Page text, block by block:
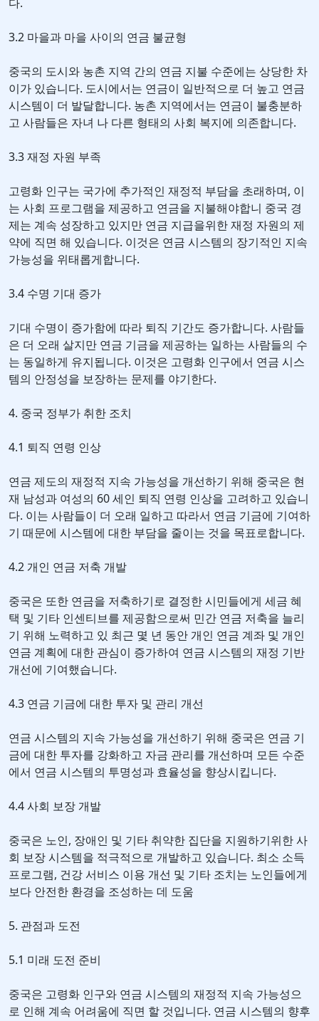
3.2 마을과 마을 사이의 연금 불균형
중국의 도시와 농촌 지역 간의 연금 지불 수준에는 상당한 차
이가 있습니다. 도시에서는 연금이 일반적으로 더 높고 연금
시스템이 더 발달합니다. 농촌 지역에서는 연금이 불충분하
고 사람들은 자녀 나 다른 형태의 사회 복지에 의존합니다.
3.3 재정 자원 부족
고령화 인구는 국가에 추가적인 재정적 부담을 초래하며, 이
는 사회 프로그램을 제공하고 연금을 지불해야합니 중국 경
제는 계속 성장하고 있지만 연금 지급을위한 재정 자원의 제
약에 직면 해 있습니다. 이것은 연금 시스템의 장기적인 지속
가능성을 위태롭게합니다.
3.4 수명 기대 증가
기대 수명이 증가함에 따라 퇴직 기간도 증가합니다. 사람들
은 더 오래 살지만 연금 기금을 제공하는 일하는 사람들의 수
는 동일하게 유지됩니다. 이것은 고령화 인구에서 연금 시스
템의 안정성을 보장하는 문제를 야기한다.
4. 중국 정부가 취한 조치
4.1 퇴직 연령 인상
연금 제도의 재정적 지속 가능성을 개선하기 위해 중국은 현
재 남성과 여성의 60 세인 퇴직 연령 인상을 고려하고 있습니
다. 이는 사람들이 더 오래 일하고 따라서 연금 기금에 기여하
기 때문에 시스템에 대한 부담을 줄이는 것을 목표로합니다.
4.2 개인 연금 저축 개발
중국은 또한 연금을 저축하기로 결정한 시민들에게 세금 혜
택 및 기타 인센티브를 제공함으로써 민간 연금 저축을 늘리
기 위해 노력하고 있 최근 몇 년 동안 개인 연금 계좌 및 개인
연금 계획에 대한 관심이 증가하여 연금 시스템의 재정 기반
개선에 기여했습니다.
4.3 연금 기금에 대한 투자 및 관리 개선
연금 시스템의 지속 가능성을 개선하기 위해 중국은 연금 기
금에 대한 투자를 강화하고 자금 관리를 개선하며 모든 수준
에서 연금 시스템의 투명성과 효율성을 향상시킵니다.
4.4 사회 보장 개발
중국은 노인, 장애인 및 기타 취약한 집단을 지원하기위한 사
회 보장 시스템을 적극적으로 개발하고 있습니다. 최소 소득
프로그램, 건강 서비스 이용 개선 및 기타 조치는 노인들에게
보다 안전한 환경을 조성하는 데 도움
5. 관점과 도전
5.1 미래 도전 준비
중국은 고령화 인구와 연금 시스템의 재정적 지속 가능성으
로 인해 계속 어려움에 직면 할 것입니다. 연금 시스템의 향후